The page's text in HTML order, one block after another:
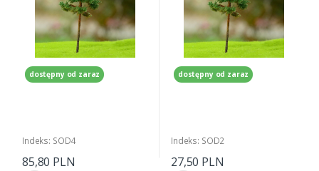
dostępny od zaraz
Indeks: SOD4
85,80 PLN
dostępny od zaraz
Indeks: SOD2
27,50 PLN